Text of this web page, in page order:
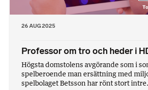
26 AUG 2025
Professor om tro och heder i
Högsta domstolens avgörande som i
spelberoende man ersättning med
spelbolaget Betsson har rönt stort